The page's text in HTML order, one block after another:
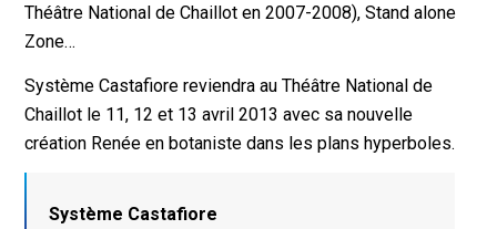
Théâtre National de Chaillot en 2007-2008), Stand alone
Zone…
Système Castafiore reviendra au Théâtre National de
Chaillot le 11, 12 et 13 avril 2013 avec sa nouvelle
création Renée en botaniste dans les plans hyperboles.
Système Castafiore